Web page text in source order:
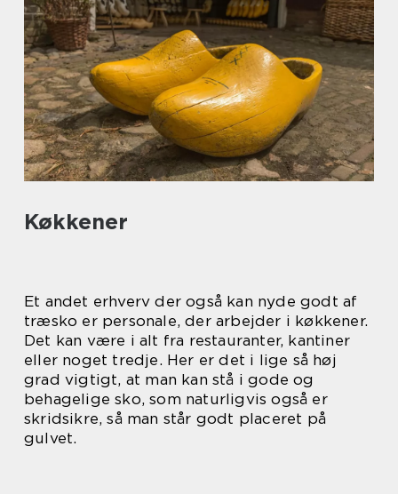
Køkkener
Et andet erhverv der også kan nyde godt af
træsko er personale, der arbejder i køkkener.
Det kan være i alt fra restauranter, kantiner
eller noget tredje. Her er det i lige så høj
grad vigtigt, at man kan stå i gode og
behagelige sko, som naturligvis også er
skridsikre, så man står godt placeret på
gulvet.